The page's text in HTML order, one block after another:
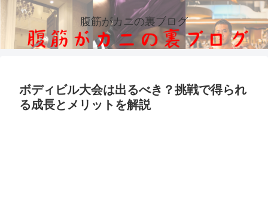
腹筋がカニの裏ブログ
ボディビル大会は出るべき？挑戦で得られ
る成長とメリットを解説